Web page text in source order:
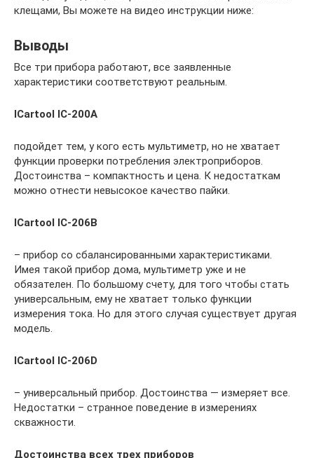
клещами, Вы можете на видео инструкции ниже:
Выводы
Все три прибора работают, все заявленные
характеристики соответствуют реальным.
ICartool IC-200A
подойдет тем, у кого есть мультиметр, но не хватает
функции проверки потребления электроприборов.
Достоинства – компактность и цена. К недостаткам
можно отнести невысокое качество пайки.
ICartool IC-206В
– прибор со сбалансированными характеристиками.
Имея такой прибор дома, мультиметр уже и не
обязателен. По большому счету, для того чтобы стать
универсальным, ему не хватает только функции
измерения тока. Но для этого случая существует другая
модель.
ICartool IC-206D
– универсальный прибор. Достоинства — измеряет все.
Недостатки – странное поведение в измерениях
скважности.
Достоинства всех трех приборов